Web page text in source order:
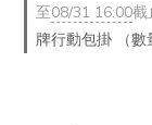
至08/31 16:00截
牌行動包掛 （數